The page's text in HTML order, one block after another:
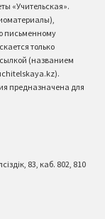
«Учительская».
письменному
только
(названием
предназначена для
83, каб. 802, 810